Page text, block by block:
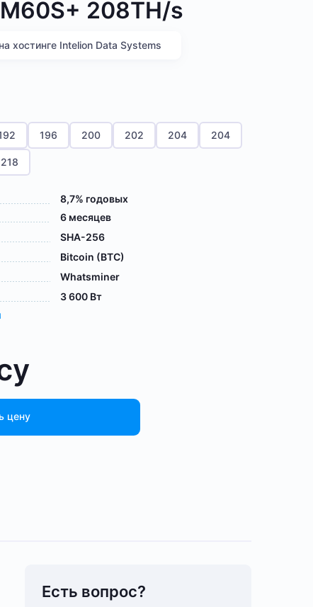
208TH/s
хостинге Intelion Data Systems
196 200 202 204 204
218
8,7% годовых
6 месяцев
SHA-256
Bitcoin (BTC)
Whatsminer
3 600 Вт
цену
Есть вопрос?